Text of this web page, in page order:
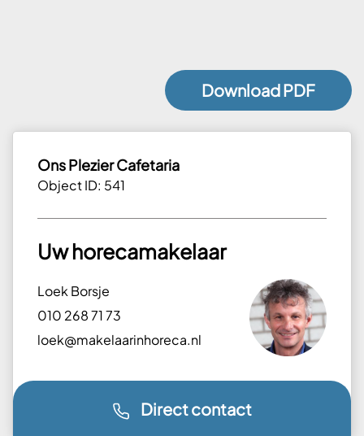
Download PDF
Ons Plezier Cafetaria
Object ID: 541
Uw horecamakelaar
Loek Borsje
010 268 71 73
loek@makelaarinhoreca.nl
Direct contact